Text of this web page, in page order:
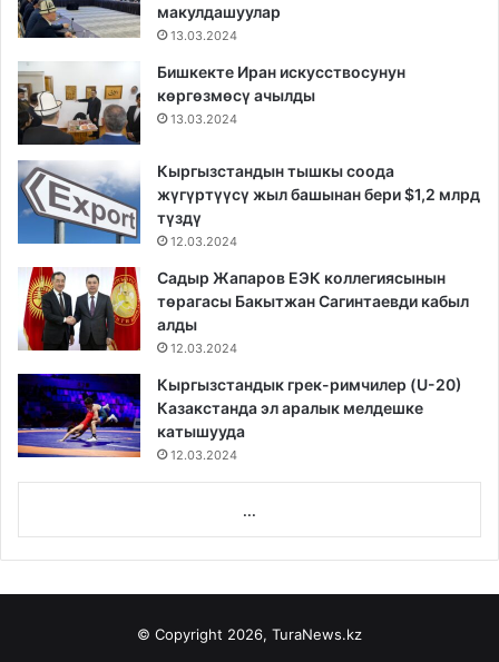
макулдашуулар
13.03.2024
Бишкекте Иран искусствосунун
көргөзмөсү ачылды
13.03.2024
Кыргызстандын тышкы соода
жүгүртүүсү жыл башынан бери $1,2 млрд
түздү
12.03.2024
Садыр Жапаров ЕЭК коллегиясынын
төрагасы Бакытжан Сагинтаевди кабыл
алды
12.03.2024
Кыргызстандык грек-римчилер (U-20)
Казакстанда эл аралык мелдешке
катышууда
12.03.2024
...
© Copyright 2026, TuraNews.kz